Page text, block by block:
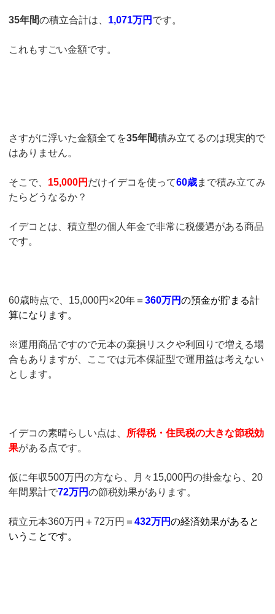
35年間の積立合計は、 1,071万円 です。
これもすごい金額です。
さすがに浮いた金額全てを35年間積み立てるのは現実的で
はありません。
そこで、 15,000円 だけイデコを使って60歳まで積み立てみ
たらどうなるか？
イデコとは、積立型の個人年金で非常に税優遇がある商品
です。
60歳時点で、15,000円×20年＝360万円の預金が貯まる計
算になります。
※運用商品ですので元本の棄損リスクや利回りで増える場
合もありますが、ここでは元本保証型で運用益は考えない
とします。
イデコの素晴らしい点は、 所得税・住民税の大きな節税効
果がある点です。
仮に年収500万円の方なら、月々15,000円の掛金なら、20
年間累計で72万円の節税効果があります。
積立元本360万円＋72万円＝432万円の経済効果があると
いうことです。